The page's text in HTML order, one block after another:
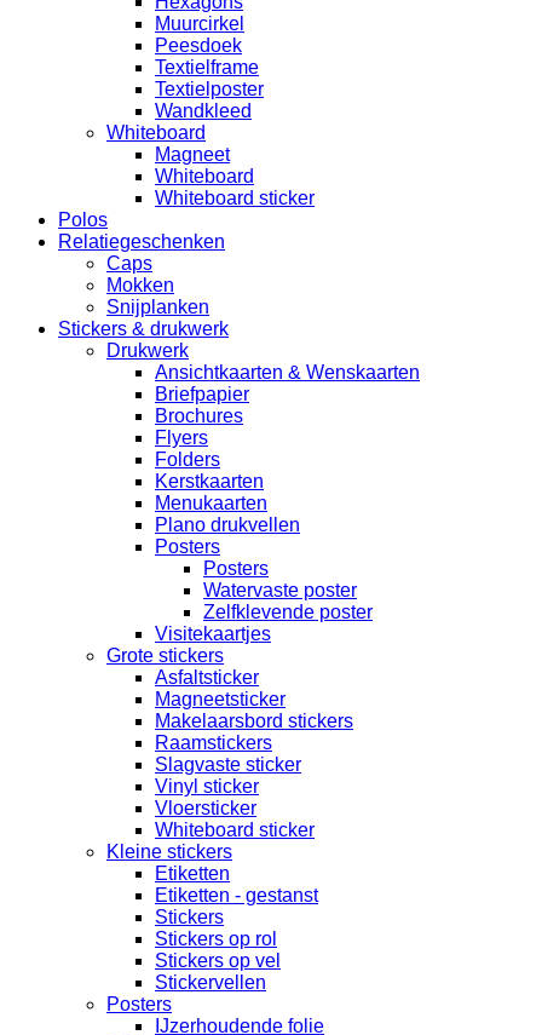
Muurcirkel
Peesdoek
Textielframe
Textielposter
Wandkleed
Whiteboard
Magneet
Whiteboard
Whiteboard sticker
Polos
Relatiegeschenken
Caps
Mokken
Snijplanken
Stickers & drukwerk
Drukwerk
Ansichtkaarten & Wenskaarten
Briefpapier
Brochures
Flyers
Folders
Kerstkaarten
Menukaarten
Plano drukvellen
Posters
Posters
Watervaste poster
Zelfklevende poster
Visitekaartjes
Grote stickers
Asfaltsticker
Magneetsticker
Makelaarsbord stickers
Raamstickers
Slagvaste sticker
Vinyl sticker
Vloersticker
Whiteboard sticker
Kleine stickers
Etiketten
Etiketten - gestanst
Stickers
Stickers op rol
Stickers op vel
Stickervellen
Posters
IJzerhoudende folie